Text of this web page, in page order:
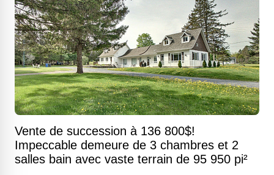
Vente de succession à 136 800$!
Impeccable demeure de 3 chambres et 2
salles bain avec vaste terrain de 95 950 pi²